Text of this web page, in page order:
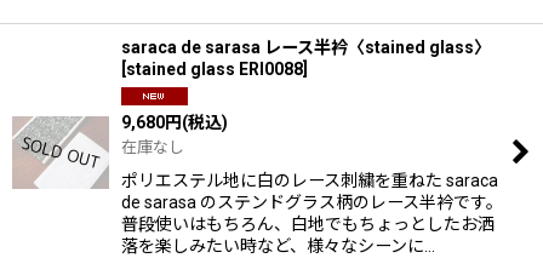
saraca de sarasa レース半衿〈stained glass〉
stained glass ERI0088
9,680円(税込)
在庫なし
ポリエステル地に白のレース刺繍を重ねた saraca
de sarasa のステンドグラス柄のレース半衿です。
普段使いはもちろん、白地でもちょっとしたお洒
落を楽しみたい時など、様々なシーンに…